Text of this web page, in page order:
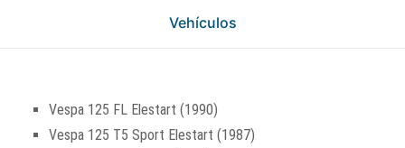
Vehículos
Vespa 125 FL Elestart (1990)
Vespa 125 T5 Sport Elestart (1987)